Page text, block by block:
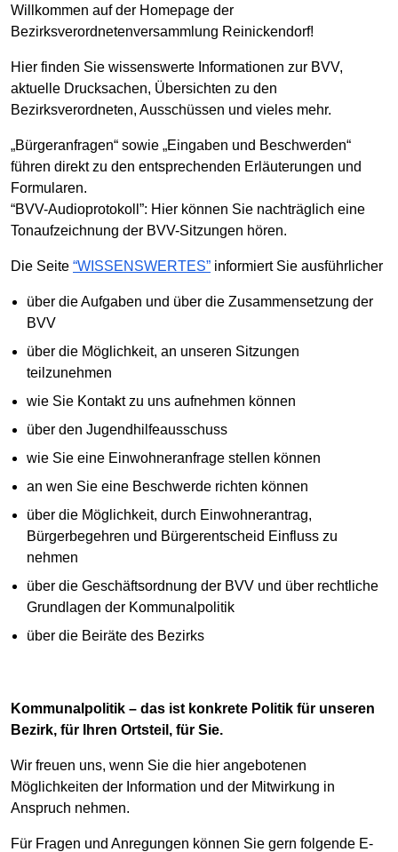
Willkommen auf der Homepage der
Bezirksverordnetenversammlung Reinickendorf!
Hier finden Sie wissenswerte Informationen zur BVV,
aktuelle Drucksachen, Übersichten zu den
Bezirksverordneten, Ausschüssen und vieles mehr.
„Bürgeranfragen“ sowie „Eingaben und Beschwerden“
führen direkt zu den entsprechenden Erläuterungen und
Formularen.
“BVV-Audioprotokoll”: Hier können Sie nachträglich eine
Tonaufzeichnung der BVV-Sitzungen hören.
Die Seite “WISSENSWERTES” informiert Sie ausführlicher
über die Aufgaben und über die Zusammensetzung der
BVV
über die Möglichkeit, an unseren Sitzungen
teilzunehmen
wie Sie Kontakt zu uns aufnehmen können
über den Jugendhilfeausschuss
wie Sie eine Einwohneranfrage stellen können
an wen Sie eine Beschwerde richten können
über die Möglichkeit, durch Einwohnerantrag,
Bürgerbegehren und Bürgerentscheid Einfluss zu
nehmen
über die Geschäftsordnung der BVV und über rechtliche
Grundlagen der Kommunalpolitik
über die Beiräte des Bezirks
Kommunalpolitik – das ist konkrete Politik für unseren
Bezirk, für Ihren Ortsteil, für Sie.
Wir freuen uns, wenn Sie die hier angebotenen
Möglichkeiten der Information und der Mitwirkung in
Anspruch nehmen.
Für Fragen und Anregungen können Sie gern folgende E-